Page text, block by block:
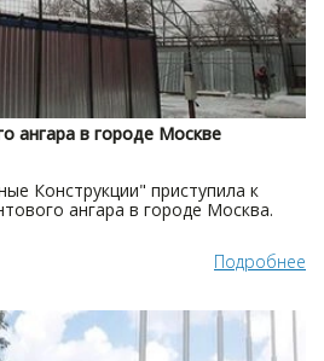
ангара в городе Москве
Конструкции" приступила к
ангара в городе Москва.
Подробнее